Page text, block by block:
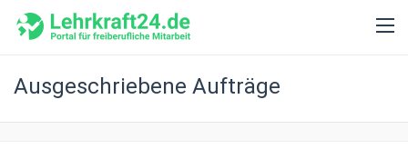
Ausgeschriebene Aufträge